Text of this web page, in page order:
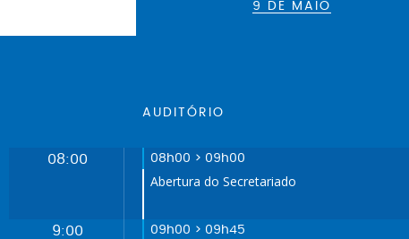
9 DE MAIO
08:00
9:00
AUDITÓRIO
08h00 > 09h00
Abertura do Secretariado
09h00 > 09h45